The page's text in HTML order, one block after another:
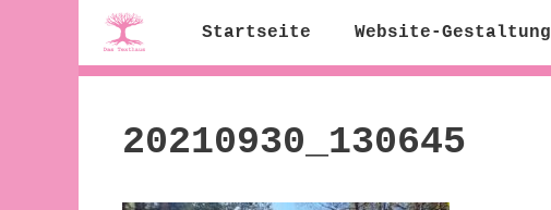
Startseite Website-Gestaltung
20210930_130645